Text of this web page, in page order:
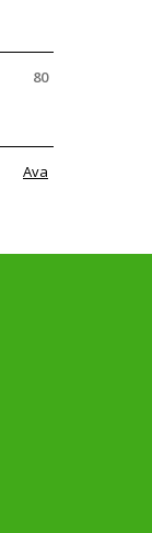
80
Ava